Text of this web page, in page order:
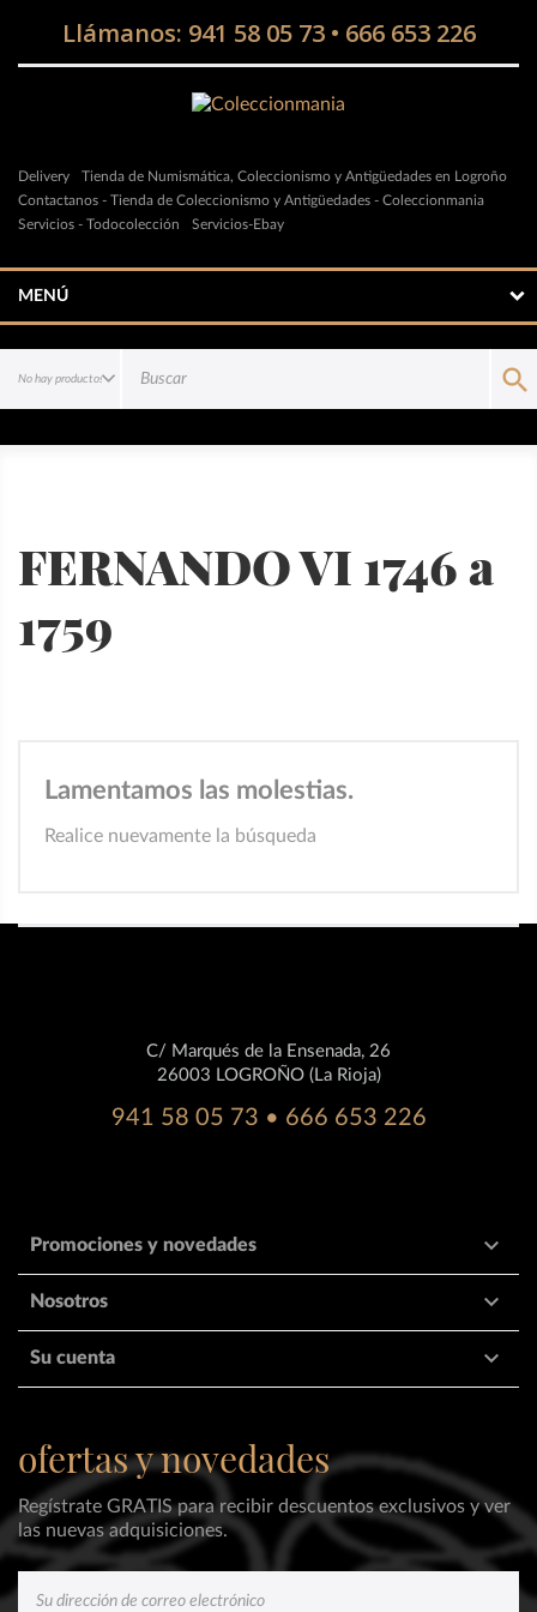
Llámanos: 941 58 05 73• 666 653 226
Delivery
Tienda de Numismática, Coleccionismo y Antigüedades en Logroño
Contactanos - Tienda de Coleccionismo y Antigüedades - Coleccionmania
Servicios - Todocolección
Servicios-Ebay
MENÚ

FERNANDO VI 1746 a
1759
Lamentamos las molestias.
Realice nuevamente la búsqueda
C/ Marqués de la Ensenada, 26
26003 LOGROÑO (La Rioja)
941 58 05 73 • 666 653 226
Promociones y novedades 
Nosotros 
Su cuenta 
ofertas y novedades
Regístrate GRATIS para recibir descuentos exclusivos y ver
las nuevas adquisiciones.